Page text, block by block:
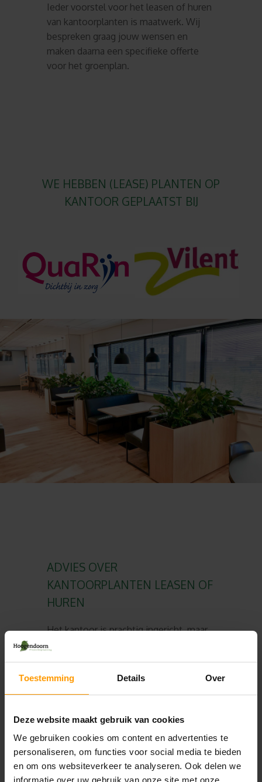
Toestemming Details Over
Deze website maakt gebruik van cookies
We gebruiken cookies om content en advertenties te
personaliseren, om functies voor social media te bieden
en om ons websiteverkeer te analyseren. Ook delen we
informatie over uw gebruik van onze site met onze
Ieder voorstel voor het leasen of huren
van kantoorplanten is maatwerk. Wij
bespreken graag jouw wensen en
maken daarna een specifieke offerte
voor het groenplan.
WE HEBBEN (LEASE) PLANTEN OP
KANTOOR GEPLAATST BIJ
ADVIES OVER
KANTOORPLANTEN LEASEN OF
HUREN
Het kantoor is prachtig ingericht, maar
het ontbreekt nog aan een ding:
planten!Wij komen graag langs om
mee te denken. We maken een
mogelijkheden van het huren van
interieurbeplanting op kantoor?
Neem
dan contact op met ons op
OFFERTE AANVRAGEN